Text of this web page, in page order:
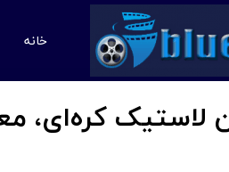
خانه
کره‌ای، معرفی 3 برند خوب و